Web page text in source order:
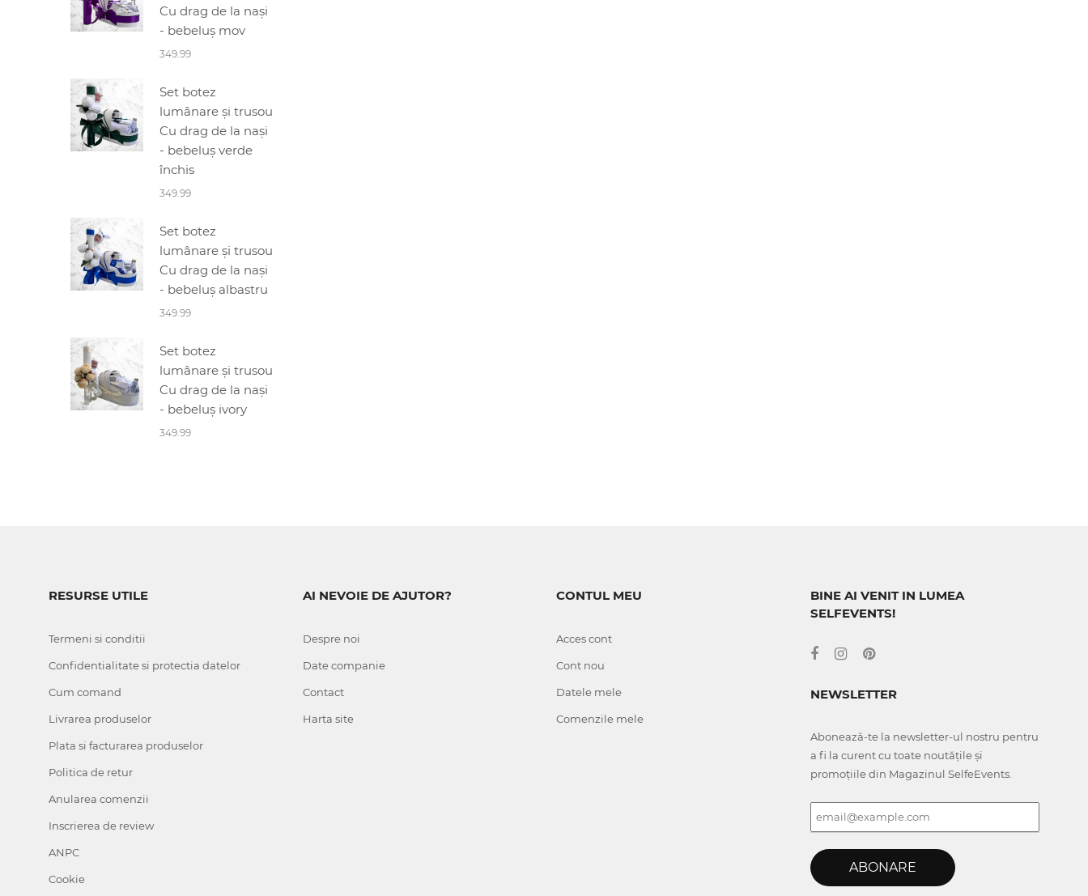
Cu drag de la nași
- bebeluș mov
349.99
Set botez
lumânare și trusou
Cu drag de la nași
- bebeluș verde
închis
349.99
Set botez
lumânare și trusou
Cu drag de la nași
- bebeluș albastru
349.99
Set botez
lumânare și trusou
Cu drag de la nași
- bebeluș ivory
349.99
RESURSE UTILE
Termeni si conditii
Confidentialitate si protectia datelor
Cum comand
Livrarea produselor
Plata si facturarea produselor
Politica de retur
Anularea comenzii
Inscrierea de review
ANPC
Cookie
AI NEVOIE DE AJUTOR?
Despre noi
Date companie
Contact
Harta site
CONTUL MEU
Acces cont
Cont nou
Datele mele
Comenzile mele
BINE AI VENIT IN LUMEA
SELFEVENTS!
NEWSLETTER
Abonează-te la newsletter-ul nostru pentru
a fi la curent cu toate noutățile și
promoțiile din Magazinul SelfeEvents.
ABONARE